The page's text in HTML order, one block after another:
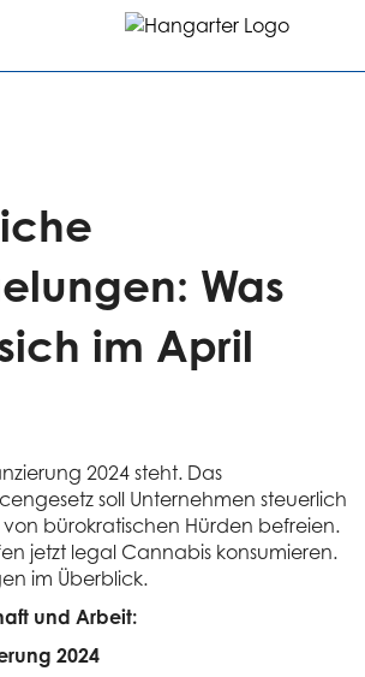
Was
im April
2024 steht. Das
soll Unternehmen steuerlich
bürokratischen Hürden befreien.
jetzt legal Cannabis konsumieren.
im Überblick.
und Arbeit:
2024